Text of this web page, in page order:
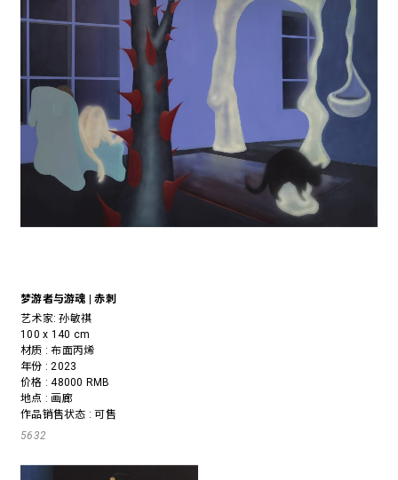
梦游者与游魂 | 赤刺
艺术家:孙敏祺
100 x 140 cm
材质 : 布面丙烯
年份 : 2023
价格 : 48000 RMB
地点 : 画廊
作品销售状态 : 可售
5632